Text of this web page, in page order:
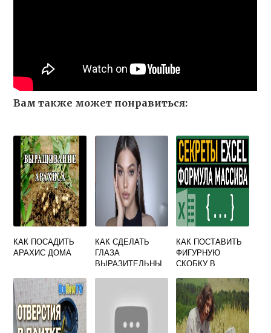
Вам также может понравиться:
КАК ПОСАДИТЬ
АРАХИС ДОМА
КАК СДЕЛАТЬ
ГЛАЗА
ВЫРАЗИТЕЛЬНЫ
КАК ПОСТАВИТЬ
ФИГУРНУЮ
СКОБКУ В